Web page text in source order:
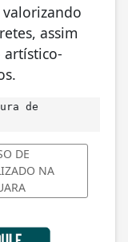
assim
de
DE
NA